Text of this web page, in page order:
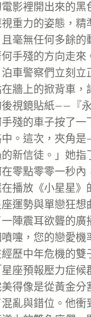
影裡開出來的
重力的姿態，
毫無任何多餘
手殘的方向走
車警察們立刻
牆上的掀背車
視鏡貼紙——『
殘的車子按了
。這次，夾角
新信徒。」她指
零點零零一秒
播放《小星星
運勢與單戀狂
陣震耳欲聾的
嚏，您的戀愛
歷中年危機的
座預報壓力症
得像是從黃金分
亂與錯位。他